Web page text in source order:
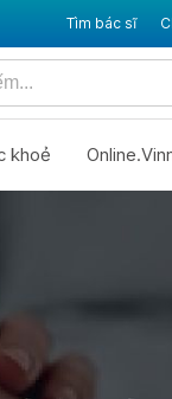
Tìm bác sĩ
khoẻ